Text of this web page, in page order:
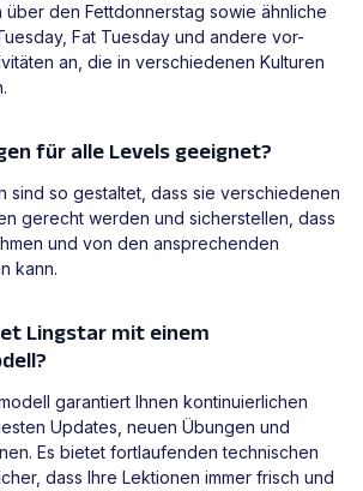
über den Fettdonnerstag sowie ähnliche
Fat Tuesday und andere vor-
an, die in verschiedenen Kulturen
für alle Levels geeignet?
sind so gestaltet, dass sie verschiedenen
gerecht werden und sicherstellen, dass
und von den ansprechenden
kann.
Lingstar mit einem
garantiert Ihnen kontinuierlichen
Updates, neuen Übungen und
Es bietet fortlaufenden technischen
dass Ihre Lektionen immer frisch und